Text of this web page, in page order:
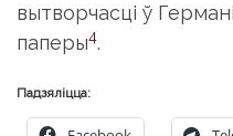
вытворчасці ў
паперы4.
Падзяліцца: